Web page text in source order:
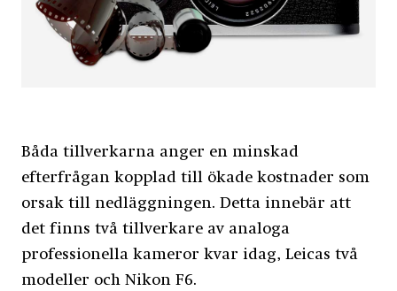
Båda tillverkarna anger en minskad
efterfrågan kopplad till ökade kostnader som
orsak till nedläggningen. Detta innebär att
det finns två tillverkare av analoga
professionella kameror kvar idag, Leicas två
modeller och Nikon F6.